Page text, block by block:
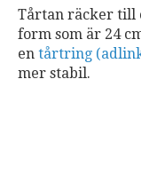
Tårtan räcker till
form som är 24
en tårtring
mer stabil.